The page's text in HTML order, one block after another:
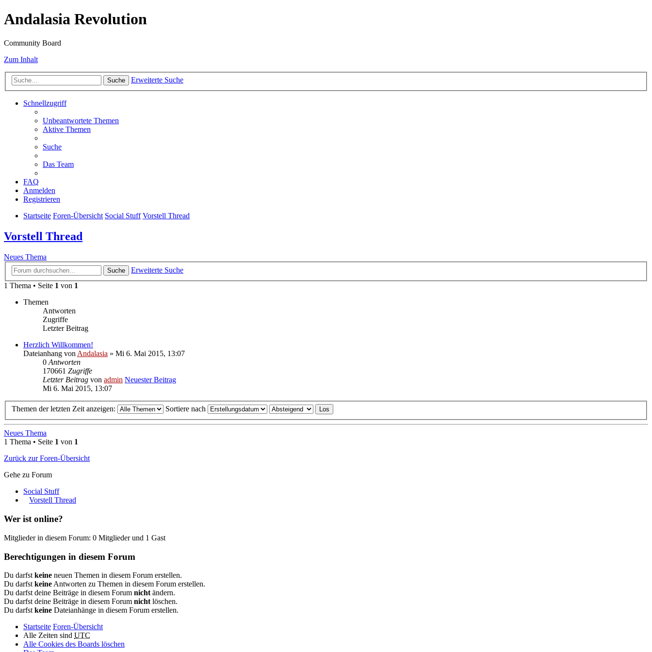
Andalasia Revolution
Community Board
Zum Inhalt
Suche Erweiterte Suche
Schnellzugriff
Unbeantwortete Themen
Aktive Themen
Suche
Das Team
FAQ
Anmelden
Registrieren
Startseite Foren-Übersicht Social Stuff Vorstell Thread
Vorstell Thread
Neues Thema
Suche
Erweiterte Suche
1 Thema • Seite 1 von 1
Themen
Antworten
Zugriffe
Letzter Beitrag
Herzlich Willkommen!
Dateianhang von Andalasia » Mi 6. Mai 2015, 13:07
0 Antworten
170661 Zugriffe
Letzter Beitrag von admin Neuester Beitrag
Mi 6. Mai 2015, 13:07
Themen der letzten Zeit anzeigen: Sortiere nach
Neues Thema
1 Thema • Seite 1 von 1
Zurück zur Foren-Übersicht
Gehe zu Forum
Social Stuff
Vorstell Thread
Wer ist online?
Mitglieder in diesem Forum: 0 Mitglieder und 1 Gast
Berechtigungen in diesem Forum
Du darfst keine neuen Themen in diesem Forum erstellen.
Du darfst keine Antworten zu Themen in diesem Forum erstellen.
Du darfst deine Beiträge in diesem Forum nicht ändern.
Du darfst deine Beiträge in diesem Forum nicht löschen.
Du darfst keine Dateianhänge in diesem Forum erstellen.
Startseite Foren-Übersicht
Alle Zeiten sind UTC
Alle Cookies des Boards löschen